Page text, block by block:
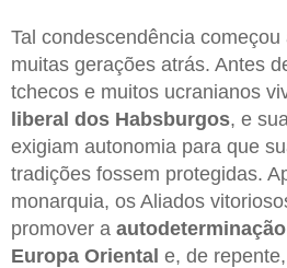
Tal condescendência
muitas gerações atrás. Antes
tchecos e muitos ucranianos
liberal dos Habsburgos, e
exigiam autonomia para que
tradições fossem protegidas.
monarquia, os Aliados
promover a
Europa Oriental e, de